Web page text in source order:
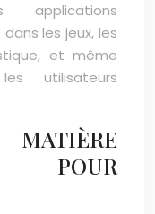
applications
les jeux, les
et même
utilisateurs
MATIÈRE
POUR